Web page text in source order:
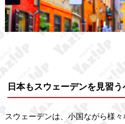
日本もスウェーデンを見習う
スウェーデンは、小国ながら様